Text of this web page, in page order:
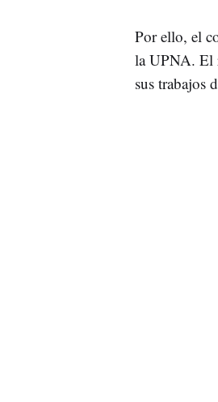
Por ello, el
la UPNA. El
sus trabajos